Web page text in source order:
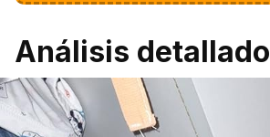
Análisis detallado